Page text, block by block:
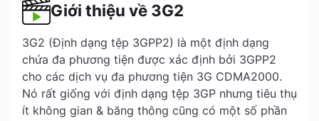
Giới thiệu về 3G2
3G2 (Định dạng tệp 3GPP2) là một định dạng
chứa đa phương tiện được xác định bởi 3GPP2
cho các dịch vụ đa phương tiện 3G CDMA2000.
Nó rất giống với định dạng tệp 3GP nhưng tiêu thụ
ít không gian & băng thông cũng có một số phần